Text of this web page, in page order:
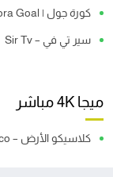
كورة جول | Kora Goal
سير تي في – Sir Tv
ميجا 4K مباشر
كلاسيكو الأرض – El Clasico